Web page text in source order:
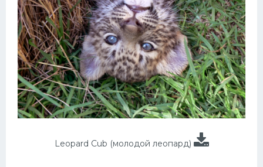
Leopard Cub (молодой леопард)